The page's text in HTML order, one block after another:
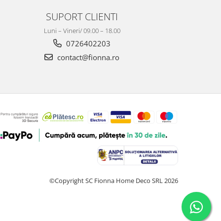
SUPORT CLIENTI
Luni – Vineri/ 09.00 – 18.00
0726402203
contact@fionna.ro
©Copyright SC Fionna Home Deco SRL 2026